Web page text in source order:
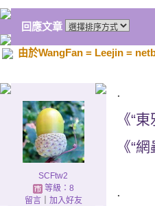
回應文章
由於WangFan = Leejin =
SCFtw2
等級：8
留言｜ 加入好友
.
《“
《“
.